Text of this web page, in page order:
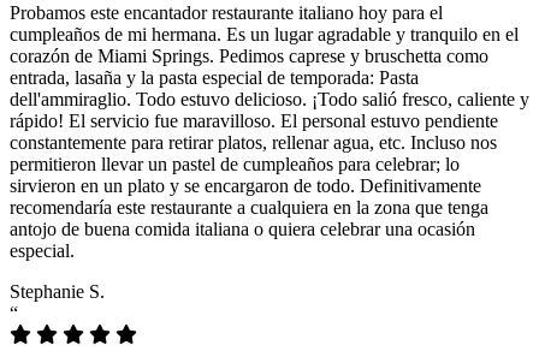
Probamos este encantador restaurante italiano hoy para el
cumpleaños de mi hermana. Es un lugar agradable y tranquilo en el
corazón de Miami Springs. Pedimos caprese y bruschetta como
entrada, lasaña y la pasta especial de temporada: Pasta
dell'ammiraglio. Todo estuvo delicioso. ¡Todo salió fresco, caliente y
rápido! El servicio fue maravilloso. El personal estuvo pendiente
constantemente para retirar platos, rellenar agua, etc. Incluso nos
permitieron llevar un pastel de cumpleaños para celebrar; lo
sirvieron en un plato y se encargaron de todo. Definitivamente
recomendaría este restaurante a cualquiera en la zona que tenga
antojo de buena comida italiana o quiera celebrar una ocasión
especial.
Stephanie S.
“